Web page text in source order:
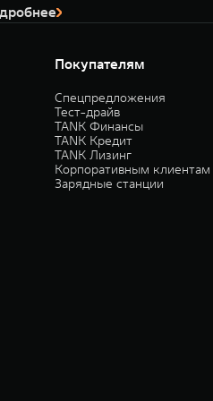
Покупателям
Спецпредложения
Тест-драйв
TANK Финансы
TANK Кредит
TANK Лизинг
Корпоративным клиентам
Зарядные станции